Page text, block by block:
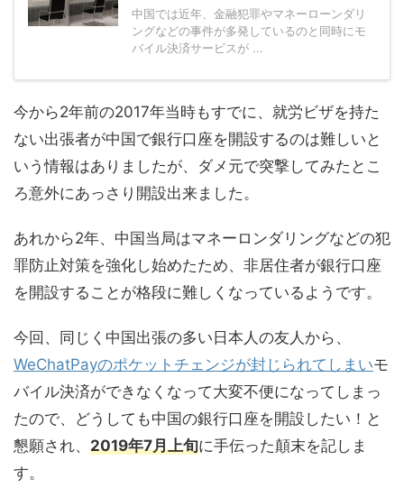
中国では近年、金融犯罪やマネーローンダリ
ングなどの事件が多発しているのと同時にモ
バイル決済サービスが ...
今から2年前の2017年当時もすでに、就労ビザを持た
ない出張者が中国で銀行口座を開設するのは難しいと
いう情報はありましたが、ダメ元で突撃してみたとこ
ろ意外にあっさり開設出来ました。
あれから2年、中国当局はマネーロンダリングなどの犯
罪防止対策を強化し始めたため、非居住者が銀行口座
を開設することが格段に難しくなっているようです。
今回、同じく中国出張の多い日本人の友人から、
WeChatPayのポケットチェンジが封じられてしまいモ
バイル決済ができなくなって大変不便になってしまっ
たので、どうしても中国の銀行口座を開設したい！と
懇願され、 2019年7月上旬に手伝った顛末を記しま
す。